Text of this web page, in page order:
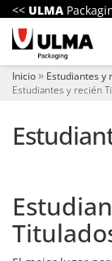
<< ULMA
v
a
Inicio Estudiantes y
Estudiantes y recién